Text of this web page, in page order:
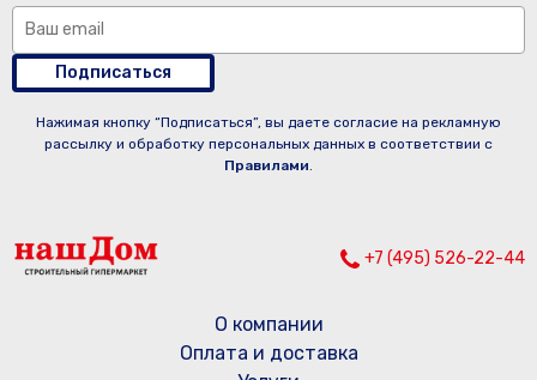
Подписаться
Нажимая кнопку “Подписаться”, вы даете согласие на рекламную
рассылку и обработку персональных данных в соответствии с
Правилами.
+7 (495) 526-22-44
О компании
Оплата и доставка